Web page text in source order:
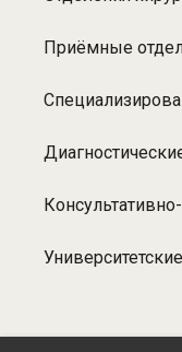
Приёмные